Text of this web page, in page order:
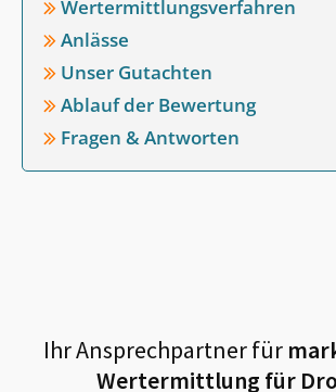
Wertermittlungsverfahren
Anlässe
Unser Gutachten
Ablauf der Bewertung
Fragen & Antworten
Ihr Ansprechpartner für
Wertermittlung für